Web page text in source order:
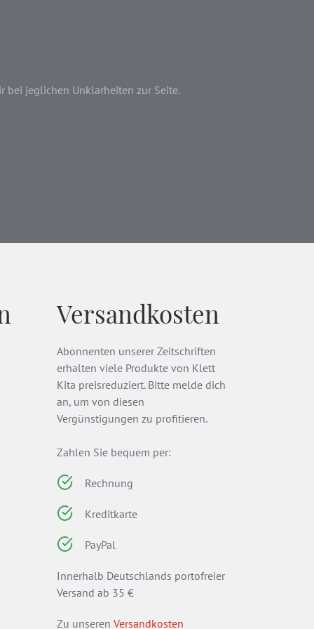
bei jeglichen Unklarheiten zur Seite.
Versandkosten
Abonnenten unserer Zeitschriften
erhalten viele Produkte von Klett
Kita preisreduziert. Bitte melde dich
an, um von diesen
Vergünstigungen zu profitieren.
Zahlen Sie bequem per:
Rechnung
Kreditkarte
PayPal
Innerhalb Deutschlands portofreier
Versand ab 35 €
Zu unseren Versandkosten